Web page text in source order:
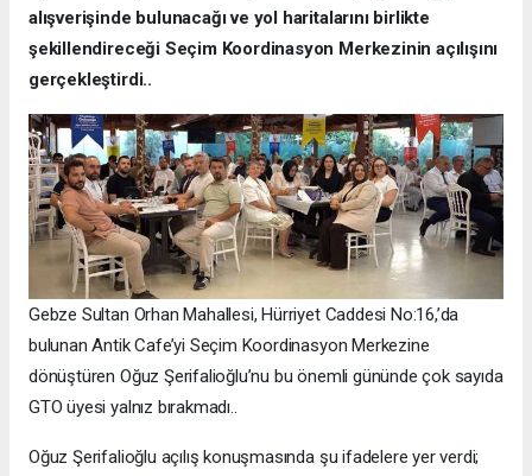
alışverişinde bulunacağı ve yol haritalarını birlikte
şekillendireceği Seçim Koordinasyon Merkezinin açılışını
gerçekleştirdi..
Gebze Sultan Orhan Mahallesi, Hürriyet Caddesi No:16,’da
bulunan Antik Cafe’yi Seçim Koordinasyon Merkezine
dönüştüren Oğuz Şerifalioğlu’nu bu önemli gününde çok sayıda
GTO üyesi yalnız bırakmadı..
Oğuz Şerifalioğlu açılış konuşmasında şu ifadelere yer verdi;